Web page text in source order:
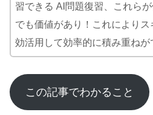
習できる AI問題復習、これら
でも価値があり！これにより
効活用して効率的に積み重ねが
この記事でわかること